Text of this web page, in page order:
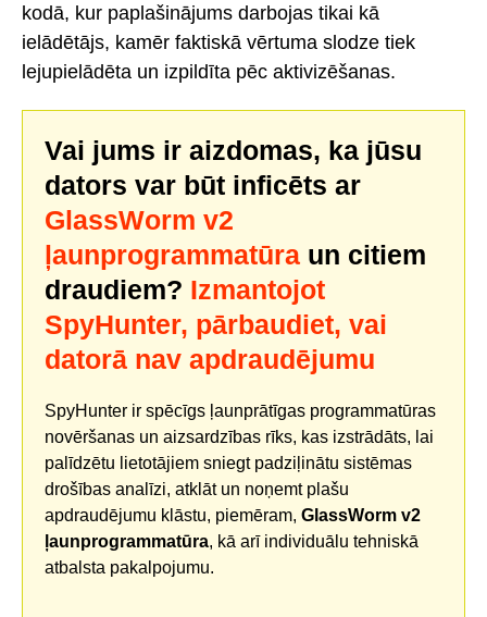
kodā, kur paplašinājums darbojas tikai kā
ielādētājs, kamēr faktiskā vērtuma slodze tiek
lejupielādēta un izpildīta pēc aktivizēšanas.
Vai jums ir aizdomas, ka jūsu
dators var būt inficēts ar
GlassWorm v2
ļaunprogrammatūra un citiem
draudiem? Izmantojot
SpyHunter, pārbaudiet, vai
datorā nav apdraudējumu
SpyHunter ir spēcīgs ļaunprātīgas programmatūras
novēršanas un aizsardzības rīks, kas izstrādāts, lai
palīdzētu lietotājiem sniegt padziļinātu sistēmas
drošības analīzi, atklāt un noņemt plašu
apdraudējumu klāstu, piemēram, GlassWorm v2
ļaunprogrammatūra, kā arī individuālu tehniskā
atbalsta pakalpojumu.